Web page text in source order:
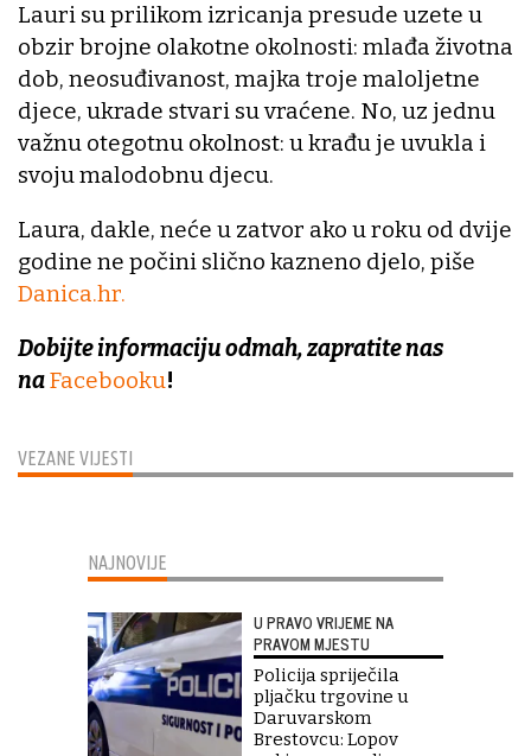
VEZANE VIJESTI
Lauri su prilikom izricanja presude uzete u
obzir brojne olakotne okolnosti: mlađa životna
dob, neosuđivanost, majka troje maloljetne
djece, ukrade stvari su vraćene. No, uz jednu
važnu otegotnu okolnost: u krađu je uvukla i
svoju malodobnu djecu.
Laura, dakle, neće u zatvor ako u roku od dvije
godine ne počini slično kazneno djelo, piše
Danica.hr.
Dobijte informaciju odmah, zapratite nas
naFacebooku!
NAJNOVIJE
U PRAVO VRIJEME NA
PRAVOM MJESTU
Policija spriječila
pljačku trgovine u
Daruvarskom
Brestovcu: Lopov